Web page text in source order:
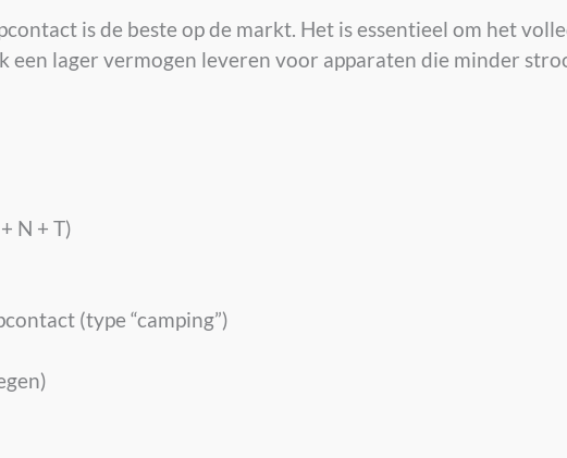
is de beste op de markt. Het is essentieel om het
een lager vermogen leveren voor apparaten die minder
N + T)
(type “camping”)